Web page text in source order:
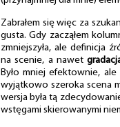
Zabrałem się więc za
gusta. Gdy zacząłem
zmniejszyła, ale definicja
na scenie, a nawet
Było mniej efektownie,
wyjątkowo szeroka scena
wersja była tą
wstęgami skierowanymi